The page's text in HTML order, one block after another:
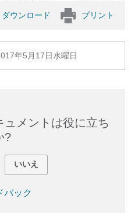
ダウンロード プリント
年5月17日水曜日
ュメントは役に立ち
?
いいえ
バック